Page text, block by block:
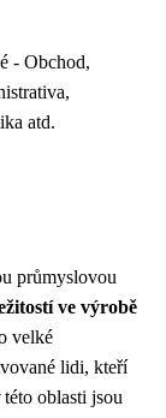
- Obchod,
atd.
průmyslovou
ve výrobě
velké
lidi, kteří
oblasti jsou